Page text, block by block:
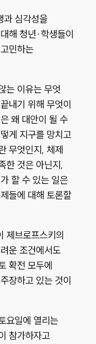
과 심각성을
해 청년·학생들이
민하는
는 이유는 무엇
내기 위해 무엇이
왜 대안이 될 수
게 지구를 망치고
무엇인지, 체제
한 것은 아닌지,
할 수 있는 일은
들에 대해 토론할
제브로프스키의
운 조건에서도
확전 모두에
장하고 있는 것이
요일에 열리는
참가하자고